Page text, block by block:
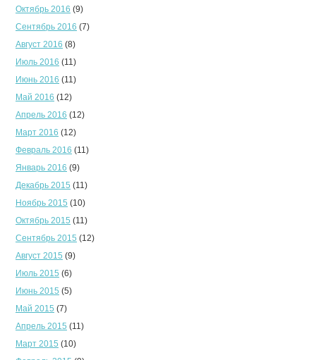
Октябрь 2016 (9)
Сентябрь 2016 (7)
Август 2016 (8)
Июль 2016 (11)
Июнь 2016 (11)
Май 2016 (12)
Апрель 2016 (12)
Март 2016 (12)
Февраль 2016 (11)
Январь 2016 (9)
Декабрь 2015 (11)
Ноябрь 2015 (10)
Октябрь 2015 (11)
Сентябрь 2015 (12)
Август 2015 (9)
Июль 2015 (6)
Июнь 2015 (5)
Май 2015 (7)
Апрель 2015 (11)
Март 2015 (10)